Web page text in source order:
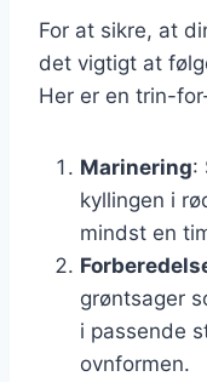
For at sikre, at
det vigtigt at
Her er en trin-
Marinering:
kyllingen i
mindst en
grøntsager
i passende
ovnformen.